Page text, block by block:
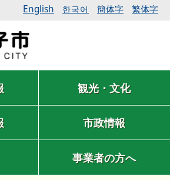
English 한국어 簡体字 繁体字
観光・文化
市政情報
事業者の方へ